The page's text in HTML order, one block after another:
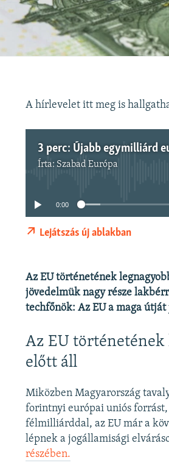
A hírlevelet itt meg is
Írta: Szabad Európa
0:00
Lejátszás új ablakban
Az EU történetének
jövedelmük nagy része
techfőnök: Az EU a maga
Az EU történetének
előtt áll
Miközben Magyarország
forintnyi európai uniós
félmilliárddal, az EU már a
lépnek a jogállamisági
részében.